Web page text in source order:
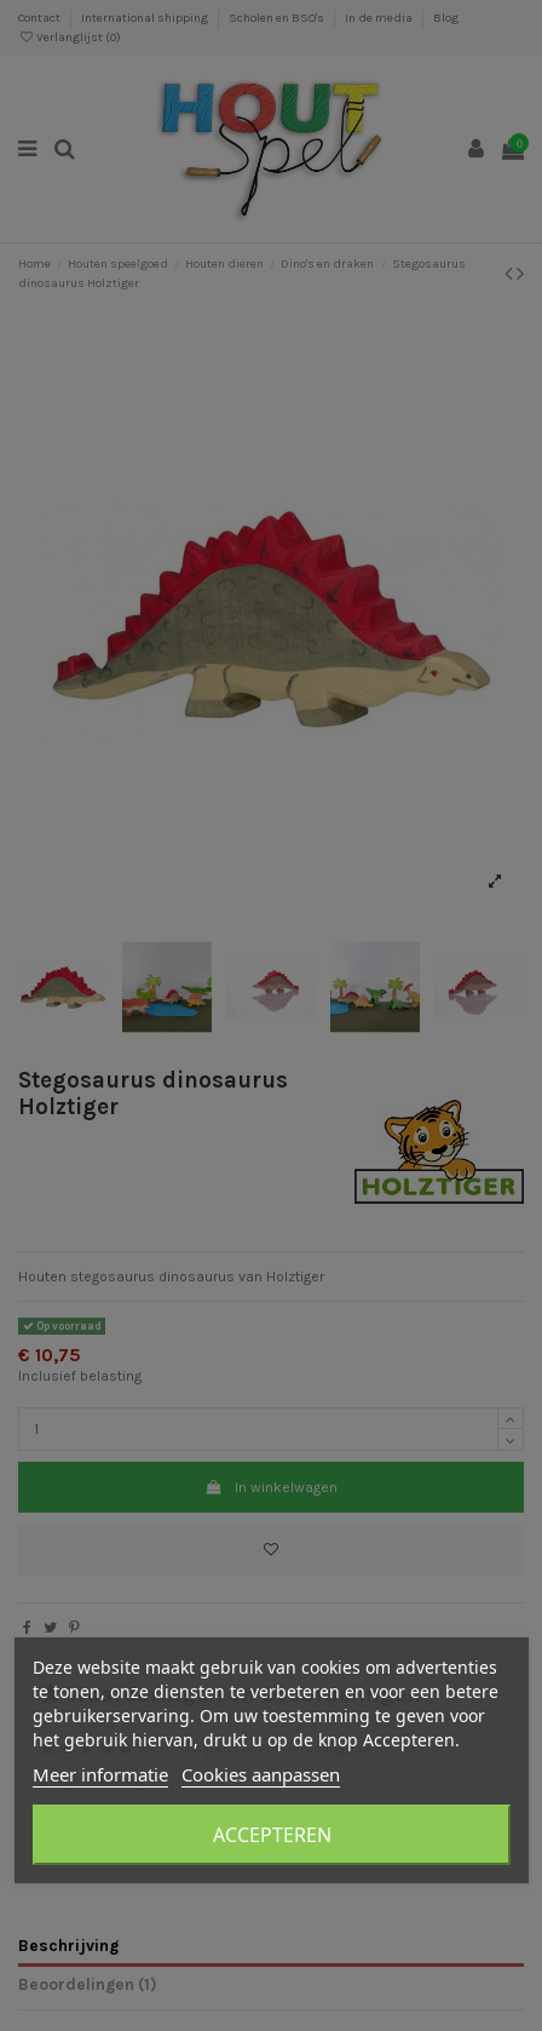
Contact International shipping Scholen en BSO's In de media
Blog
Verlanglijst (0)
0
Home Houten speelgoed Houten dieren Dino's en draken
Stegosaurus
dinosaurus Holztiger
Stegosaurus dinosaurus
Holztiger
Houten stegosaurus dinosaurus van Holztiger
Op voorraad
€ 10,75
Inclusief belasting
In winkelwagen
Waarderingen en beoordelingen
(5/5 )-1 cijfer(s) -1 beoordeling(en)
Bekijk verdeling
Schrijf een beoordeling
Beschrijving
Beoordelingen (1)
Deze website maakt gebruik van cookies om advertenties
te tonen, onze diensten te verbeteren en voor een betere
gebruikerservaring. Om uw toestemming te geven voor
het gebruik hiervan, drukt u op de knop Accepteren.
Meer informatie Cookies aanpassen
ACCEPTEREN